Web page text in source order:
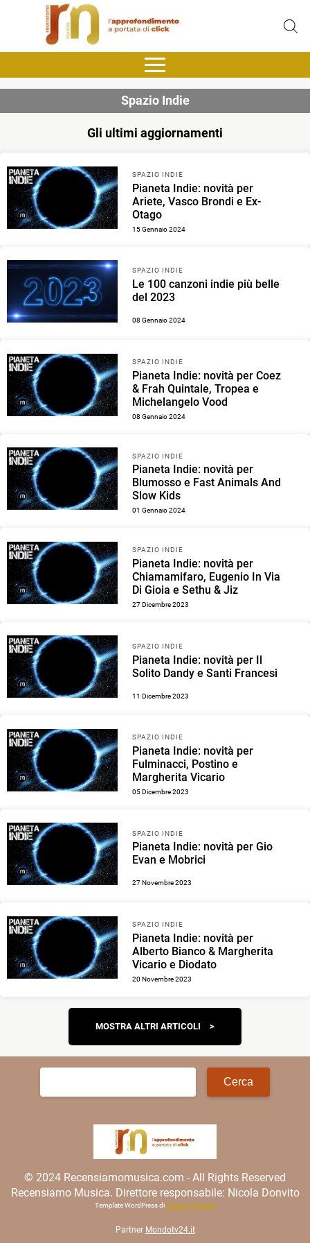
Spazio Indie
Gli ultimi aggiornamenti
SPAZIO INDIE
Pianeta Indie: novità per
Ariete, Vasco Brondi e Ex-
Otago
15 Gennaio 2024
SPAZIO INDIE
Le 100 canzoni indie più belle
del 2023
08 Gennaio 2024
SPAZIO INDIE
Pianeta Indie: novità per Coez
& Frah Quintale, Tropea e
Michelangelo Vood
08 Gennaio 2024
SPAZIO INDIE
Pianeta Indie: novità per
Blumosso e Fast Animals And
Slow Kids
01 Gennaio 2024
SPAZIO INDIE
Pianeta Indie: novità per
Chiamamifaro, Eugenio In Via
Di Gioia e Sethu & Jiz
27 Dicembre 2023
SPAZIO INDIE
Pianeta Indie: novità per Il
Solito Dandy e Santi Francesi
11 Dicembre 2023
SPAZIO INDIE
Pianeta Indie: novità per
Fulminacci, Postino e
Margherita Vicario
05 Dicembre 2023
SPAZIO INDIE
Pianeta Indie: novità per Gio
Evan e Mobrici
27 Novembre 2023
SPAZIO INDIE
Pianeta Indie: novità per
Alberto Bianco & Margherita
Vicario e Diodato
20 Novembre 2023
Navigazione
articoli
MOSTRA ALTRI ARTICOLI
Ricerca
© 2024 Recensiamomusica.com - All Rights Reserved
Recensiamo Musica. Direttore responsabile: Nicola Donvito
Template WordPress di Matteo Morreale
Partner Mondotv24.it